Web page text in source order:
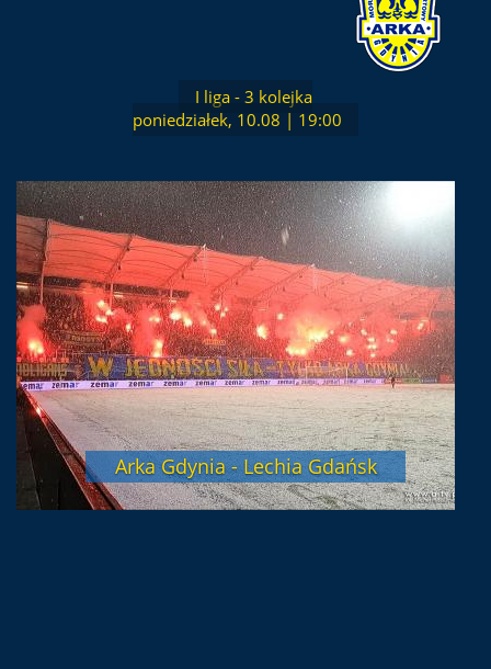
I liga - 3 kolejka
poniedziałek, 10.08 | 19:00
Arka Gdynia - Lechia Gdańsk